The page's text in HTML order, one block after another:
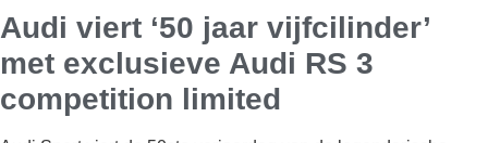
Audi viert ‘50 jaar vijfcilinder’
met exclusieve Audi RS 3
competition limited